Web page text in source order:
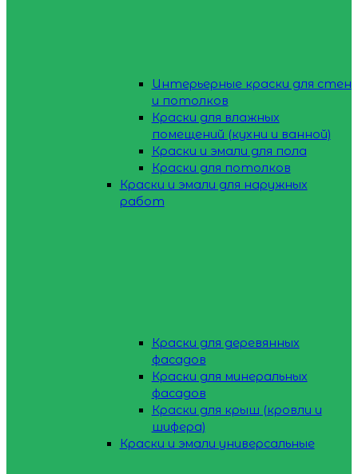
Интерьерные краски для стен
и потолков
Краски для влажных
помещений (кухни и ванной)
Краски и эмали для пола
Краски для потолков
Краски и эмали для наружных
работ
Краски для деревянных
фасадов
Краски для минеральных
фасадов
Краски для крыш (кровли и
шифера)
Краски и эмали универсальные